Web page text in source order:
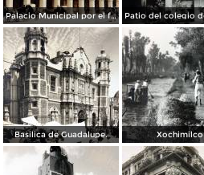
Palacio Municipal por el fotografo Hugo Brehme..
Basilica de Guadalupe. Xochimilco